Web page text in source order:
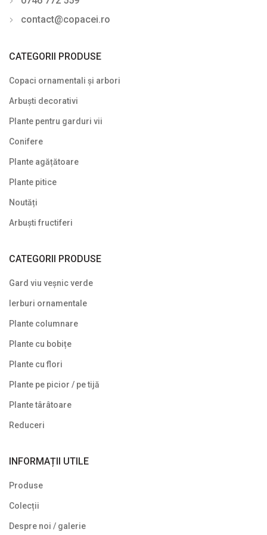
Pyracantha
Sălcioară (Elaeagnus)
Spiraea (Cununiță)
Symphoricarpos
Syringa (Liliac)
Tamarix
Yucca
Arbuști fructiferi
Conifere
Ghivece de piatra
Ierburi ornamentale
contact@copacei.ro
CATEGORII PRODUSE
Copaci ornamentali și arbori
Arbuști decorativi
Plante pentru garduri vii
Conifere
Plante agățătoare
Plante pitice
Noutăți
Arbuști fructiferi
CATEGORII PRODUSE
Gard viu veșnic verde
Ierburi ornamentale
Plante columnare
Plante cu bobițe
Plante cu flori
Plante pe picior / pe tijă
Plante târâtoare
Reduceri
INFORMAȚII UTILE
Produse
Colecții
Despre noi / galerie